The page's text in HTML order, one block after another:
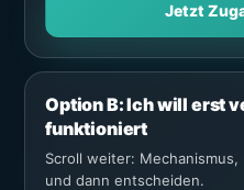
Jetzt
Option B: Ich will erst
funktioniert
Scroll weiter: Mechanismus,
und dann entscheiden.